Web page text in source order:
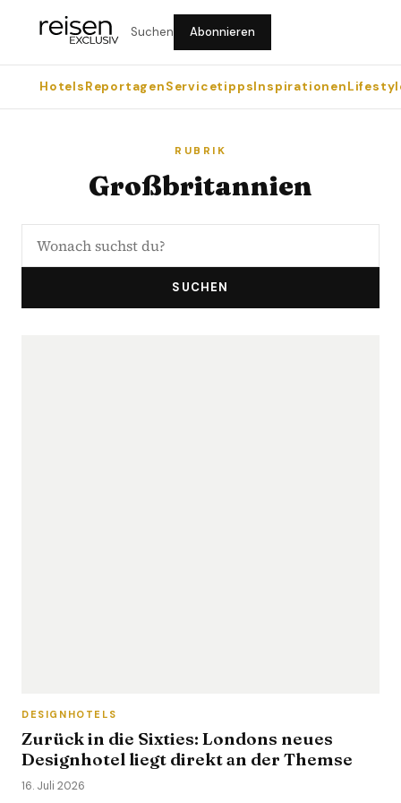
Suchen Abonnieren
HotelsReportagenServicetippsInspirationen
RUBRIK
Großbritannien
SUCHEN
DESIGNHOTELS
Zurück in die Sixties: Londons neues
Designhotel liegt direkt an der Themse
16. Juli 2026